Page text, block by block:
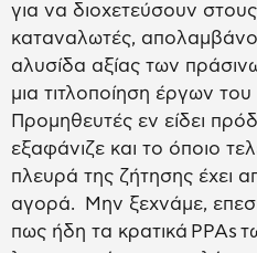
για να διοχετεύσουν
καταναλωτές,
αλυσίδα αξίας των
μια τιτλοποίηση έργων
Προμηθευτές εν είδει
εξαφάνιζε και το όποιο
πλευρά της ζήτησης έχει
αγορά. Μην ξεχνάμε,
πως ήδη τα κρατικά PPAs